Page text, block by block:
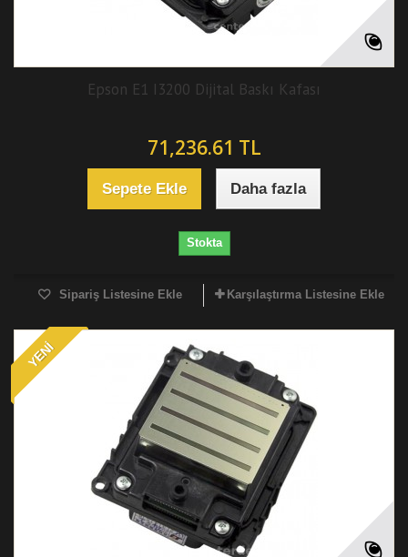
Epson E1 I3200 Dijital Baskı Kafası
71,236.61 TL
Sepete Ekle Daha fazla
Stokta
Sipariş Listesine Ekle Karşılaştırma Listesine Ekle
YENI